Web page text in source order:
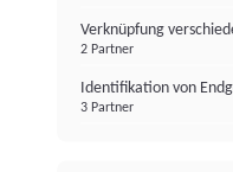
Verknüpfung
2 Partner
Identifikation von
3 Partner